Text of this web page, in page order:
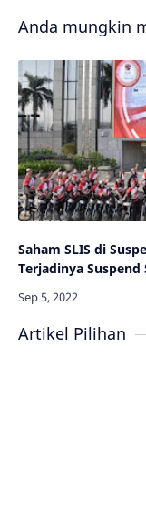
Anda mungkin
Saham SLIS di
Terjadinya Suspend
Artikel Pilihan